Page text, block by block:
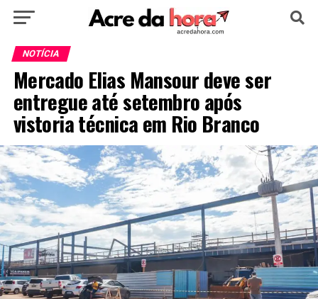
HOME
EDUCAÇÃO NOTÍCIA MUNDO
NOTÍCIA
Mercado Elias Mansour deve ser
entregue até setembro após
vistoria técnica em Rio Branco